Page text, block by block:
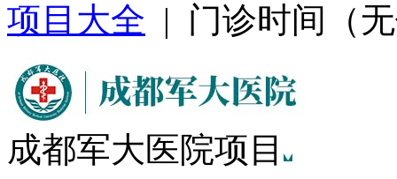
项目大全 | 门诊时间（
成都军大医院项目